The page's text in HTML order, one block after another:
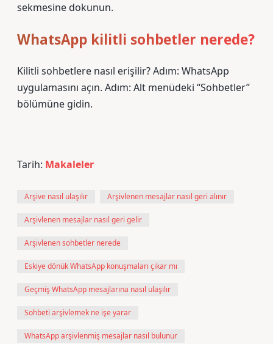
sekmesine dokunun.
WhatsApp kilitli sohbetler nerede?
Kilitli sohbetlere nasıl erişilir? Adım: WhatsApp
uygulamasını açın. Adım: Alt menüdeki “Sohbetler”
bölümüne gidin.
Tarih: Makaleler
Arşive nasıl ulaşılır Arşivlenen mesajlar nasıl geri alınır
Arşivlenen mesajlar nasıl geri gelir
Arşivlenen sohbetler nerede
Eskiye dönük WhatsApp konuşmaları çıkar mı
Geçmiş WhatsApp mesajlarına nasıl ulaşılır
Sohbeti arşivlemek ne işe yarar
WhatsApp arşivlenmiş mesajlar nasıl bulunur